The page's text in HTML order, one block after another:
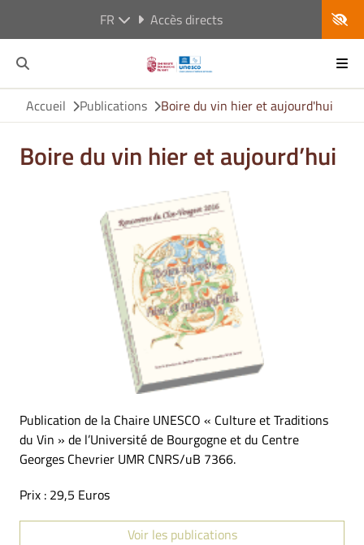
FR Accès directs
Accueil Publications Boire du vin hier et aujourd'hui
Boire du vin hier et aujourd’hui
Publication de la Chaire UNESCO « Culture et Traditions
du Vin » de l’Université de Bourgogne et du Centre
Georges Chevrier UMR CNRS/uB 7366.
Prix : 29,5 Euros
Voir les publications